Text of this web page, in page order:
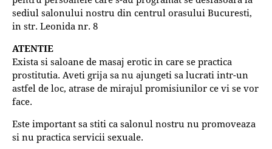
sediul salonului nostru din centrul orasului Bucuresti,
in str. Leonida nr. 8
ATENTIE
Exista si saloane de masaj erotic in care se practica
prostitutia. Aveti grija sa nu ajungeti sa lucrati intr-un
astfel de loc, atrase de mirajul promisiunilor ce vi se vor
face.
Este important sa stiti ca salonul nostru nu promoveaza
si nu practica servicii sexuale.